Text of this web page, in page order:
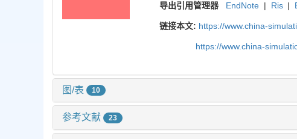
导出引用管理器 EndNote | Ris |
链接本文: https://www.china-
https://www.china-
图/表 10
参考文献 23